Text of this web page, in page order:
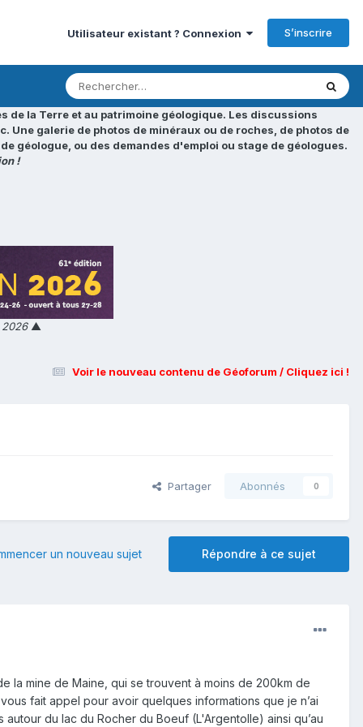
Utilisateur existant ? Connexion S’inscrire
de la Terre et au patrimoine géologique. Les discussions
galerie de photos de minéraux ou de roches, de photos de
géologue, ou des demandes d'emploi ou stage de géologues.
!
▲
Voir le nouveau contenu de Géoforum / Cliquez ici !
Partager Abonnés 0
Répondre à ce sujet
un nouveau sujet
la mine de Maine, qui se trouvent à moins de 200km de
fait appel pour avoir quelques informations que je n’ai
du lac du Rocher du Boeuf (L'Argentolle) ainsi qu’au